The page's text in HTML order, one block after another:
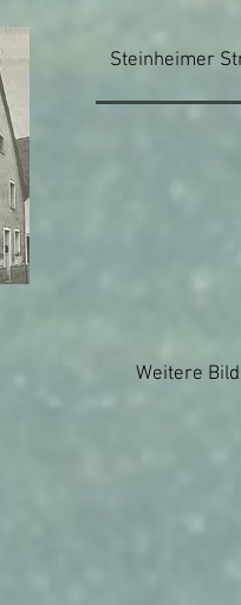
Steinheimer
Weitere